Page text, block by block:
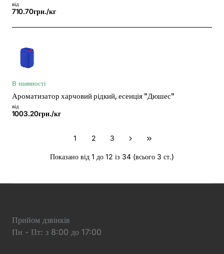
від
710.70грн./кг
В наявності
Ароматизатор харчовий рідкий, есенція "Дюшес"
від
1003.20грн./кг
1 2 3
Показано від 1 до 12 із 34 (всього 3 ст.)
Прийом дзвінків
Пн - Пт: з 8:00 до 17:00